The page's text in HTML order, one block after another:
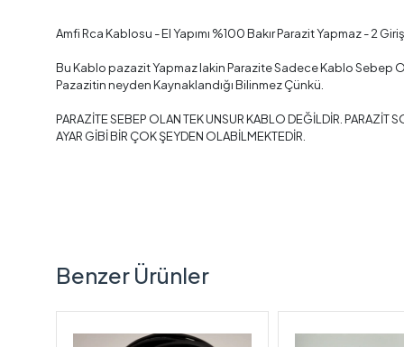
Amfi Rca Kablosu - El Yapımı %100 Bakır Parazit Yapmaz - 2
Bu Kablo pazazit Yapmaz lakin Parazite Sadece Kablo Sebep
Pazazitin neyden Kaynaklandığı Bilinmez Çünkü.
PARAZİTE SEBEP OLAN TEK UNSUR KABLO DEĞİLDİR. PARAZİT
AYAR GİBİ BİR ÇOK ŞEYDEN OLABİLMEKTEDİR.
Benzer Ürünler